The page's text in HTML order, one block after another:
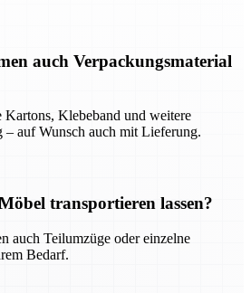
auch Verpackungsmaterial
Kartons, Klebeband und weitere
auf Wunsch auch mit Lieferung.
transportieren lassen?
auch Teilumzüge oder einzelne
Bedarf.